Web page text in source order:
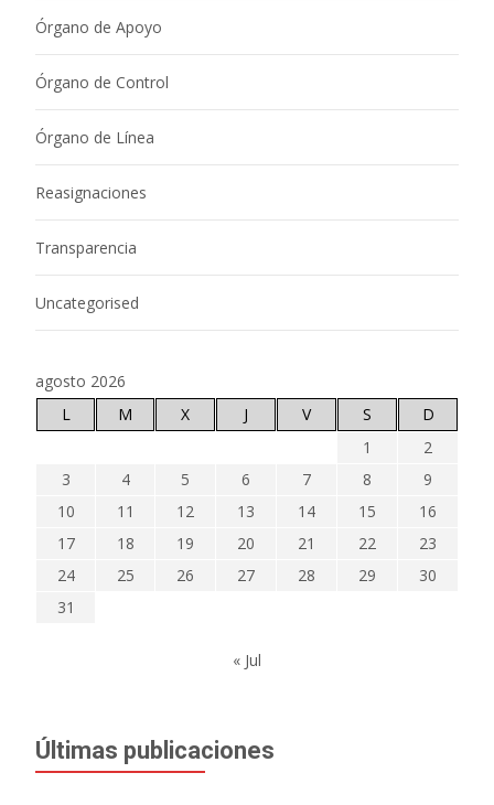
Órgano de Apoyo
Órgano de Control
Órgano de Línea
Reasignaciones
Transparencia
Uncategorised
agosto 2026
L
M X J V S
D
1
2
3
4 5 6 7 8
9
10
11 12 13 14 15
16
17
18 19 20 21 22
23
24
25 26 27 28 29
30
31
« Jul
Últimas publicaciones